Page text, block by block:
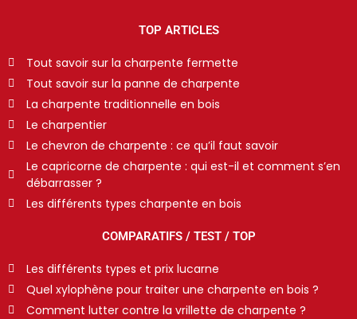
TOP ARTICLES
Tout savoir sur la charpente fermette
Tout savoir sur la panne de charpente
La charpente traditionnelle en bois
Le charpentier
Le chevron de charpente : ce qu’il faut savoir
Le capricorne de charpente : qui est-il et comment s’en
débarrasser ?
Les différents types charpente en bois
COMPARATIFS / TEST / TOP
Les différents types et prix lucarne
Quel xylophène pour traiter une charpente en bois ?
Comment lutter contre la vrillette de charpente ?